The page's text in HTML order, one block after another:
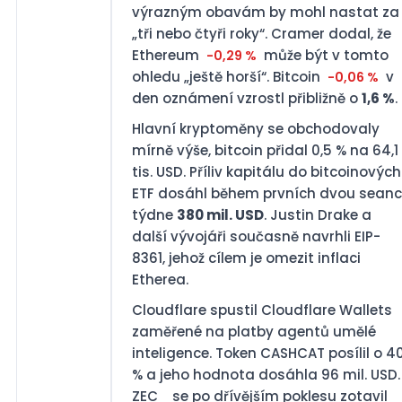
výrazným obavám by mohl nastat za
„tři nebo čtyři roky“. Cramer dodal, že
Ethereum -0,29 % může být v tomto
ohledu „ještě horší“. Bitcoin -0,06 % v
den oznámení vzrostl přibližně o1,6 %.
Hlavní kryptoměny se obchodovaly
mírně výše, bitcoin přidal 0,5 % na 64,1
tis. USD. Příliv kapitálu do bitcoinových
ETF dosáhl během prvních dvou
týdne 380 mil. USD. Justin Drake a
další vývojáři současně navrhli EIP-
8361, jehož cílem je omezit inflaci
Etherea.
Cloudflare spustil Cloudflare Wallets
zaměřené na platby agentů umělé
inteligence. Token CASHCAT posílil o
% a jeho hodnota dosáhla 96 mil. USD.
ZEC
se po dřívějším poklesu zotavil